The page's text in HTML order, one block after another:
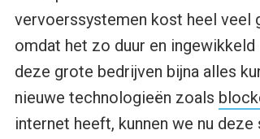
vervoerssystemen kost heel veel
omdat het zo duur en
deze grote bedrijven bijna alles
nieuwe technologieën zoals
internet heeft, kunnen we nu